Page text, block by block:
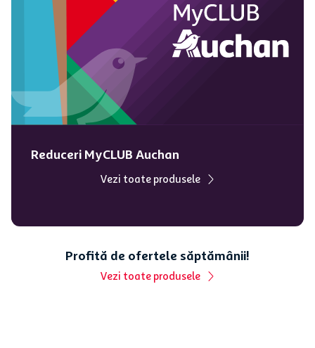
Reduceri MyCLUB Auchan
Vezi toate produsele
Profită de ofertele săptămânii!
Vezi toate produsele